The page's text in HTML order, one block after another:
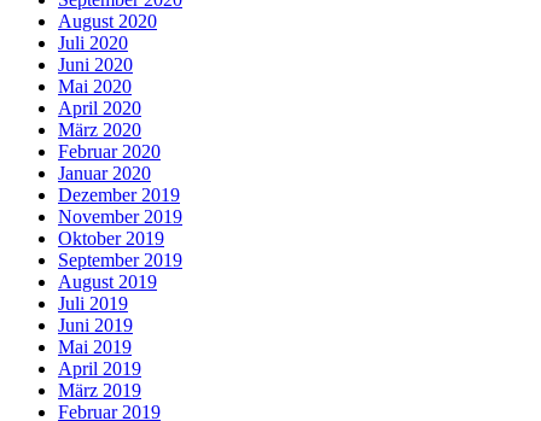
August 2020
Juli 2020
Juni 2020
Mai 2020
April 2020
März 2020
Februar 2020
Januar 2020
Dezember 2019
November 2019
Oktober 2019
September 2019
August 2019
Juli 2019
Juni 2019
Mai 2019
April 2019
März 2019
Februar 2019